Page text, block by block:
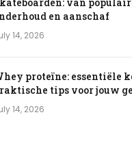
en aanschaf
14, 2026
proteïne: essentiële
tips voor jouw
14, 2026